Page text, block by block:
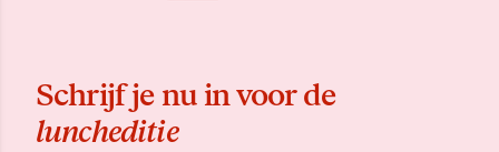
Schrijf je nu in voor de
luncheditie